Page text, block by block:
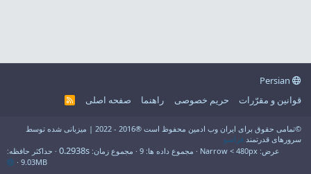
قوانین و مقرّرات
حریم خصوصی راهنما صفحه اصلی
R
©تمامی حقوق برای ایران وب ادمین محفوظ است ®2016 - 2022 | میزبانی شده توسط
سرورهای قدرتمند فراسو
عرض
مجموع داده ها 9 مجموع زمان 0.2938s
حداکثر حافظه
9.03MB